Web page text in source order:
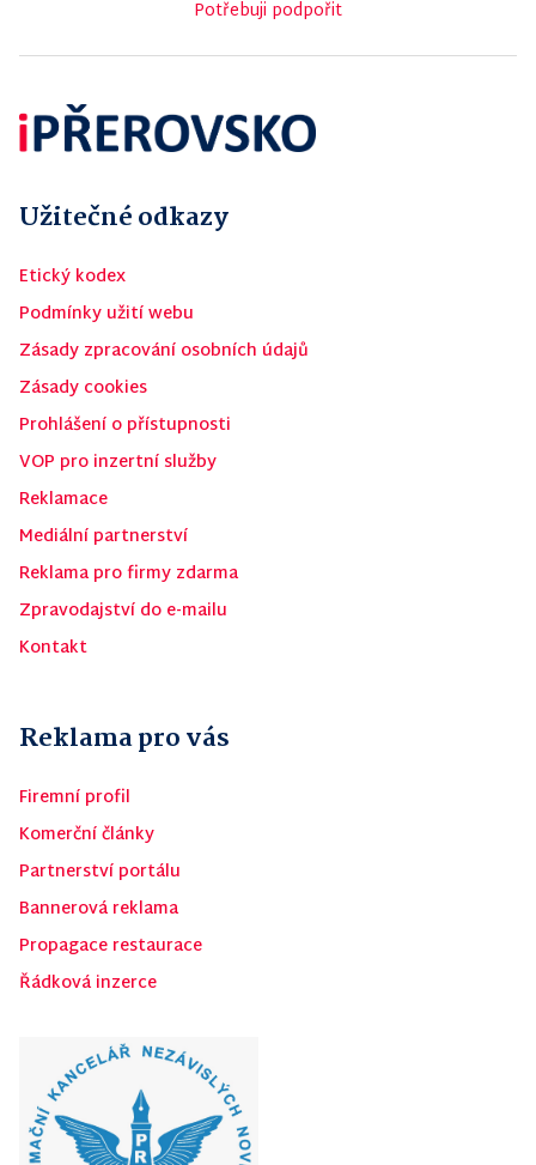
Potřebuji podpořit
Užitečné odkazy
Etický kodex
Podmínky užití webu
Zásady zpracování osobních údajů
Zásady cookies
Prohlášení o přístupnosti
VOP pro inzertní služby
Reklamace
Mediální partnerství
Reklama pro firmy zdarma
Zpravodajství do e-mailu
Kontakt
Reklama pro vás
Firemní profil
Komerční články
Partnerství portálu
Bannerová reklama
Propagace restaurace
Řádková inzerce